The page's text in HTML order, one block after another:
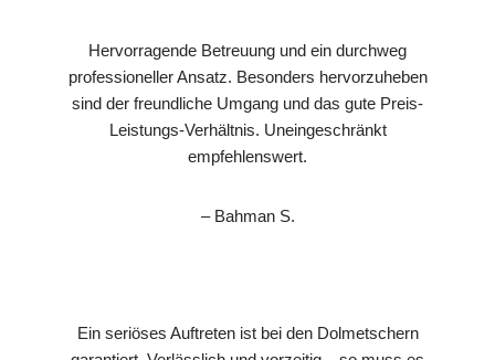
Hervorragende Betreuung und ein durchweg
professioneller Ansatz. Besonders hervorzuheben
sind der freundliche Umgang und das gute Preis-
Leistungs-Verhältnis. Uneingeschränkt
empfehlenswert.
– Bahman S.
Ein seriöses Auftreten ist bei den Dolmetschern